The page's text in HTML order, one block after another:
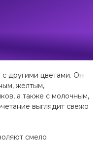
с другими цветами. Он
желтым,
а также с молочным,
выглядит свежо
смело